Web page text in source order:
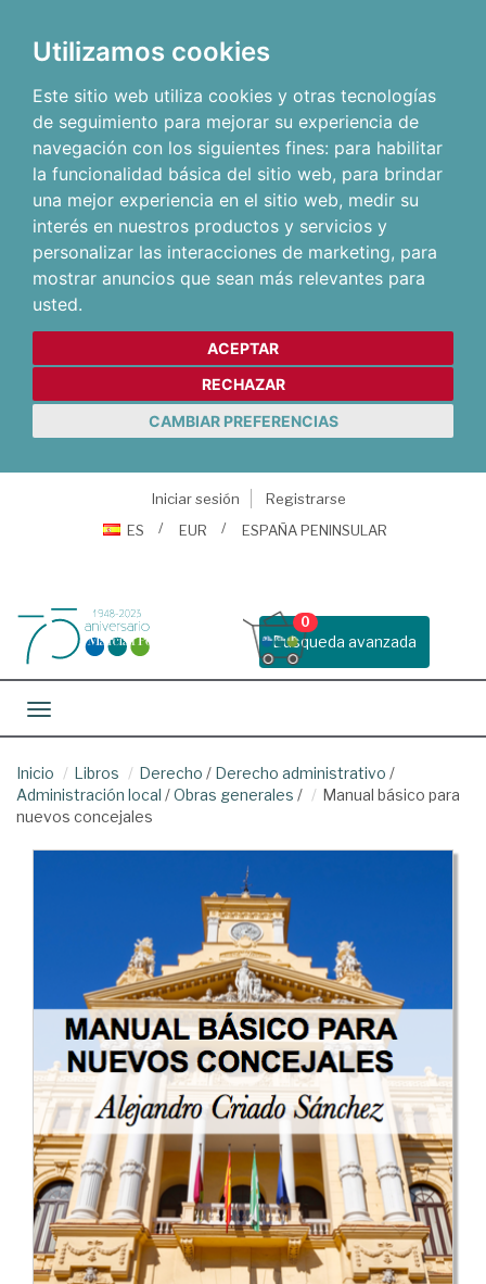
Utilizamos cookies
Este sitio web utiliza cookies y otras tecnologías
de seguimiento para mejorar su experiencia de
navegación con los siguientes fines: para habilitar
la funcionalidad básica del sitio web, para brindar
una mejor experiencia en el sitio web, medir su
interés en nuestros productos y servicios y
personalizar las interacciones de marketing, para
mostrar anuncios que sean más relevantes para
usted.
ACEPTAR
RECHAZAR
CAMBIAR PREFERENCIAS
Iniciar sesión
Registrarse
ES
EUR ESPAÑA PENINSULAR
Busqueda avanzada
0
Toggle navigation
Inicio Libros Derecho / Derecho administrativo /
Administración local /Obras generales /
Manual básico para
nuevos concejales